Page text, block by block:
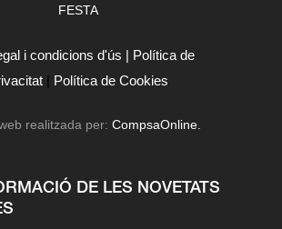
FESTA
i condicions d'ús | Política de
| Política de Cookies
realitzada per:CompsaOnline.
DE LES NOVETATS